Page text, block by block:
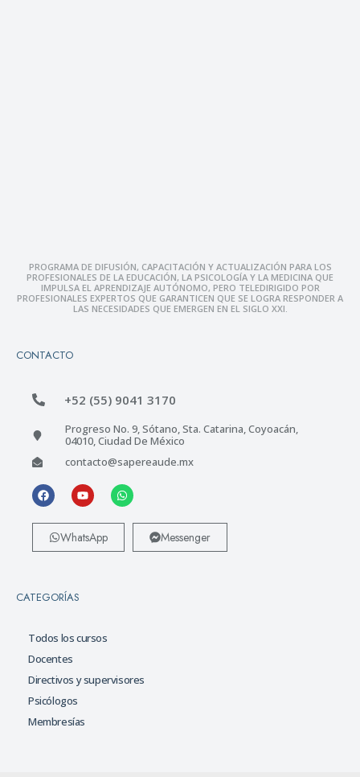
PROGRAMA DE DIFUSIÓN, CAPACITACIÓN Y ACTUALIZACIÓN PARA LOS
PROFESIONALES DE LA EDUCACIÓN, LA PSICOLOGÍA Y LA MEDICINA QUE
IMPULSA EL APRENDIZAJE AUTÓNOMO, PERO TELEDIRIGIDO POR
PROFESIONALES EXPERTOS QUE GARANTICEN QUE SE LOGRA RESPONDER A
LAS NECESIDADES QUE EMERGEN EN EL SIGLO XXI.
CONTACTO
+52 (55) 9041 3170
Progreso No. 9, Sótano, Sta. Catarina, Coyoacán,
04010, Ciudad De México
contacto@sapereaude.mx
WhatsApp Messenger
CATEGORÍAS
Todos los cursos
Docentes
Directivos y supervisores
Psicólogos
Membresías